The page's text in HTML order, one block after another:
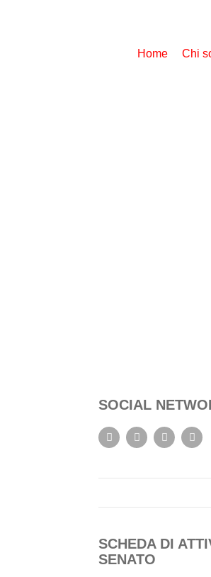
Home Chi
SOCIAL
SCHEDA DI
SENATO